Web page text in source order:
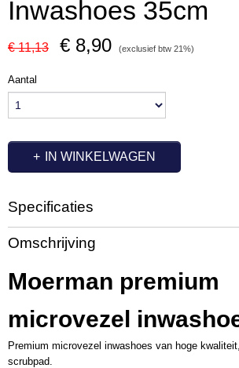
Inwashoes 35cm
€ 11,13 € 8,90 (exclusief btw 21%)
Aantal
IN WINKELWAGEN
Specificaties
Productcode
MM1012
Productcode leverancier
17761
Omschrijving
Moerman premium
microvezel
Premium microvezel inwashoes van hoge
scrubpad.